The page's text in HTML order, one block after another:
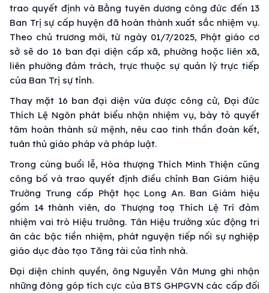
trao quyết định và Bằng tuyên dương công đức đến 13
Ban Trị sự cấp huyện đã hoàn thành xuất sắc nhiệm vụ.
Theo chủ trương mới, từ ngày 01/7/2025, Phật giáo cơ
sở sẽ do 16 ban đại diện cấp xã, phường hoặc liên xã,
liên phường đảm trách, trực thuộc sự quản lý trực tiếp
của Ban Trị sự tỉnh.
Thay mặt 16 ban đại diện vừa được công cử, Đại đức
Thích Lệ Ngôn phát biểu nhận nhiệm vụ, bày tỏ quyết
tâm hoàn thành sứ mệnh, nêu cao tinh thần đoàn kết,
tuân thủ giáo pháp và pháp luật.
Trong cùng buổi lễ, Hòa thượng Thích Minh Thiện cũng
công bố và trao quyết định điều chỉnh Ban Giám hiệu
Trường Trung cấp Phật học Long An. Ban Giám hiệu
gồm 14 thành viên, do Thượng toạ Thích Lệ Trí đảm
nhiệm vai trò Hiệu trưởng. Tân Hiệu trưởng xúc động tri
ân các bậc tiền nhiệm, phát nguyện tiếp nối sự nghiệp
giáo dục đào tạo Tăng tài của tỉnh nhà.
Đại diện chính quyền, ông Nguyễn Văn Mưng ghi nhận
những đóng góp tích cực của BTS GHPGVN các cấp đối